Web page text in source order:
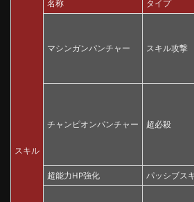
スキル
名称 タイプ
マシンガンパンチャー スキル攻撃
チャンピオンパンチャー 超必殺
超能力HP強化 パッシブス